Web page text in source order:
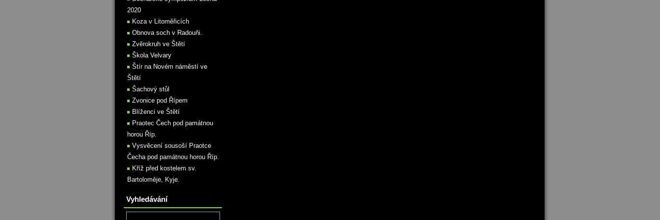
2020
Koza v Litoměřicích
Obnova soch v Radouňi.
Zvěrokruh ve Štětí
Škola Velvary
Štír na Novém náměstí ve
Štětí
Šachový stůl
Zvonice pod Řípem
Blíženci ve Štětí
Praotec Čech pod památnou
horou Říp.
Vysvěcení sousoší Praotce
Čecha pod památnou horou Říp.
Kříž před kostelem sv.
Bartoloměje, Kyje.
Vyhledávání